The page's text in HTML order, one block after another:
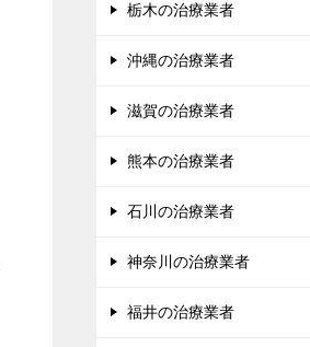
栃木の治療業者
沖縄の治療業者
滋賀の治療業者
熊本の治療業者
石川の治療業者
神奈川の治療業者
福井の治療業者